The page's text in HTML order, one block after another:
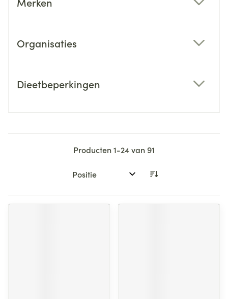
Organisaties
Dieetbeperkingen
Producten1-24van91
Sorteer op: